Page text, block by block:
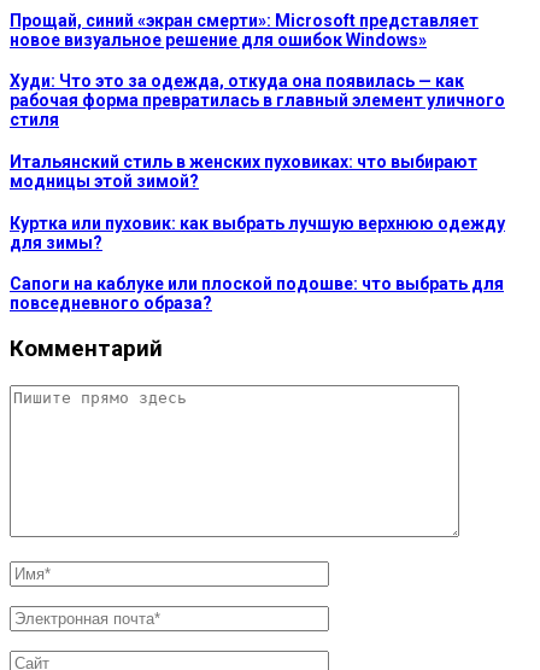
Прощай, синий «экран смерти»: Microsoft представляет
новое визуальное решение для ошибок Windows»
Худи: Что это за одежда, откуда она появилась — как
рабочая форма превратилась в главный элемент уличного
стиля
Итальянский стиль в женских пуховиках: что выбирают
модницы этой зимой?
Куртка или пуховик: как выбрать лучшую верхнюю одежду
для зимы?
Сапоги на каблуке или плоской подошве: что выбрать для
повседневного образа?
Комментарий